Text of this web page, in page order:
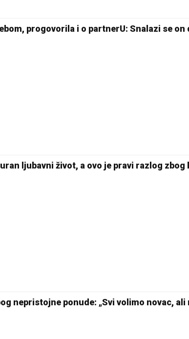
progovorila i o partnerU: Snalazi se on
ljubavni život, a ovo je pravi razlog zbog
nepristojne ponude: „Svi volimo novac, ali